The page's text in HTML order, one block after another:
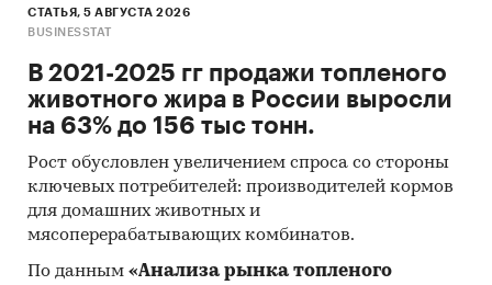
СТАТЬЯ, 5 АВГУСТА 2026
BUSINESSTAT
В 2021-2025 гг продажи топленого
животного жира в России выросли
на 63% до 156 тыс тонн.
Рост обусловлен увеличением спроса со стороны
ключевых потребителей: производителей кормов
для домашних животных и
мясоперерабатывающих комбинатов.
По данным «Анализа рынка топленого